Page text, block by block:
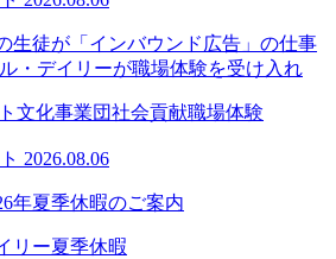
生徒が「インバウンド広告」の仕事
・デイリーが職場体験を受け入れ
文化事業団社会貢献職場体験
2026.08.06
年夏季休暇のご案内
リー夏季休暇